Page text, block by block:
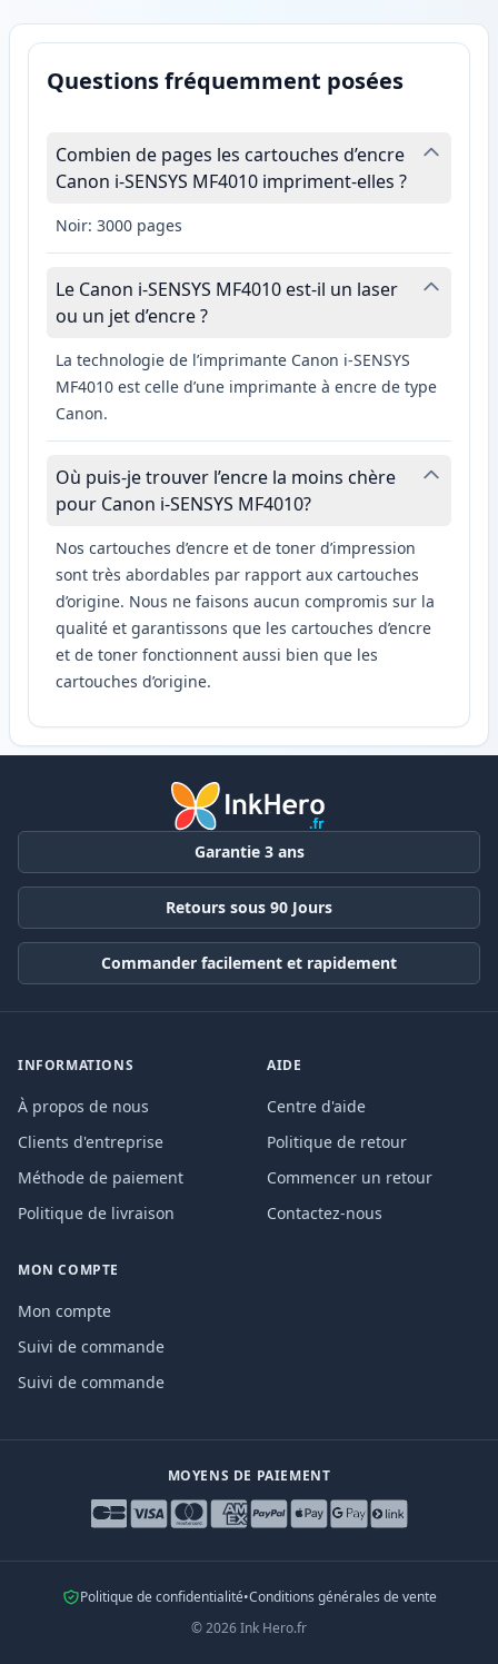
Questions fréquemment posées
Combien de pages les cartouches d’encre
Canon i-SENSYS MF4010 impriment-elles ?
Noir: 3000 pages
Le Canon i-SENSYS MF4010 est-il un laser
ou un jet d’encre ?
La technologie de l’imprimante Canon i-SENSYS
MF4010 est celle d’une imprimante à encre de type
Canon.
Où puis-je trouver l’encre la moins chère
pour Canon i-SENSYS MF4010?
Nos cartouches d’encre et de toner d’impression
sont très abordables par rapport aux cartouches
d’origine. Nous ne faisons aucun compromis sur la
qualité et garantissons que les cartouches d’encre
et de toner fonctionnent aussi bien que les
cartouches d’origine.
Garantie 3 ans
Retours sous 90 Jours
Commander facilement et rapidement
INFORMATIONS
À propos de nous
Clients d'entreprise
Méthode de paiement
Politique de livraison
AIDE
Centre d'aide
Politique de retour
Commencer un retour
Contactez-nous
MON COMPTE
Mon compte
Suivi de commande
Suivi de commande
MOYENS DE PAIEMENT
Politique de confidentialité•Conditions générales de vente
©2026Ink Hero.fr